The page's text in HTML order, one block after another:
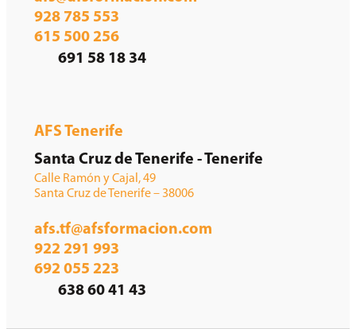
928 785 553
615 500 256
691 58 18 34
AFS Tenerife
Santa Cruz de Tenerife - Tenerife
Calle Ramón y Cajal, 49
Santa Cruz de Tenerife – 38006
afs.tf@afsformacion.com
922 291 993
692 055 223
638 60 41 43